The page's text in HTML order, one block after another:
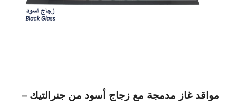
مواقد غاز مدمجة مع زجاج أسود من جنرالتيك –